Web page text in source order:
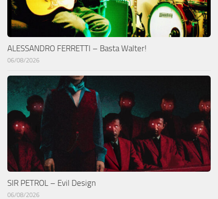
ALESSANDRO FERRETTI – Basta Walter!
06/08/2026
SIR PETROL – Evil Design
06/08/2026